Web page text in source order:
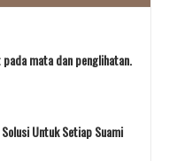
mata dan penglihatan.
Untuk Setiap Suami